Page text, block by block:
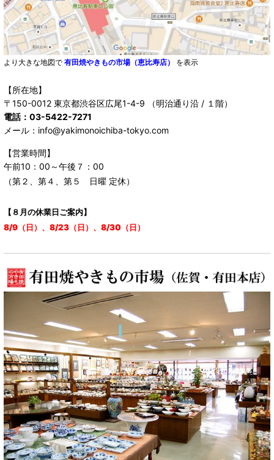
より大きな地図で 有田焼やきもの市場（恵比寿店） を表示
【所在地】
〒150-0012 東京都渋谷区広尾1-4-9 （明治通り沿 / １階）
電話：03-5422-7271
メール：info@yakimonoichiba-tokyo.com
【営業時間】
午前10：00～午後７：00
（第２、第４、第５ 日曜 定休）
【８月の休業日ご案内】
8/9（日）、8/23（日）、8/30（日）